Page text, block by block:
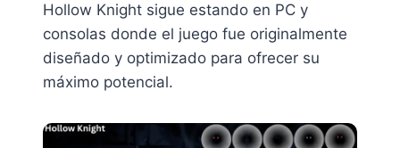
Hollow Knight sigue estando en PC y
consolas donde el juego fue originalmente
diseñado y optimizado para ofrecer su
máximo potencial.